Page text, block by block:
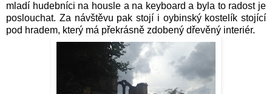
mladí hudebníci na housle a na keyboard a byla to radost je
poslouchat. Za návštěvu pak stojí i oybinský kostelík stojící
pod hradem, který má překrásně zdobený dřevěný interiér.